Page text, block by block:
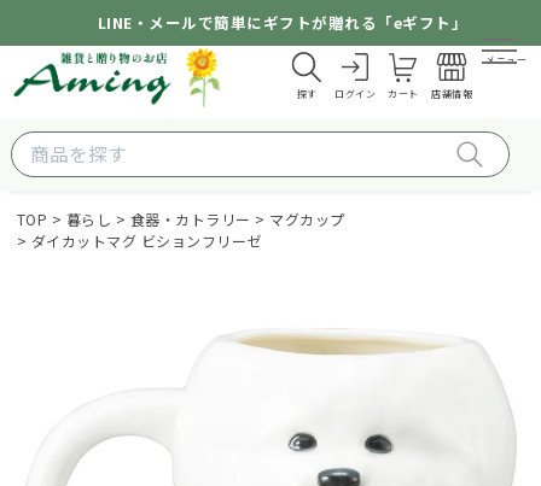
LINE・メールで簡単にギフトが贈れる「eギフト」
探す ログイン カート 店舗情報
メニュー
TOP 暮らし 食器・カトラリー
マグカップ
ダイカットマグ ビションフリーゼ